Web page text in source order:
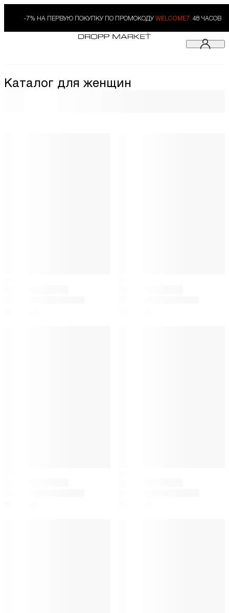
-7% НА ПЕРВУЮ ПОКУПКУ ПО ПРОМОКОДУ WELCOME7. 48 ЧАСОВ
Каталог для женщин